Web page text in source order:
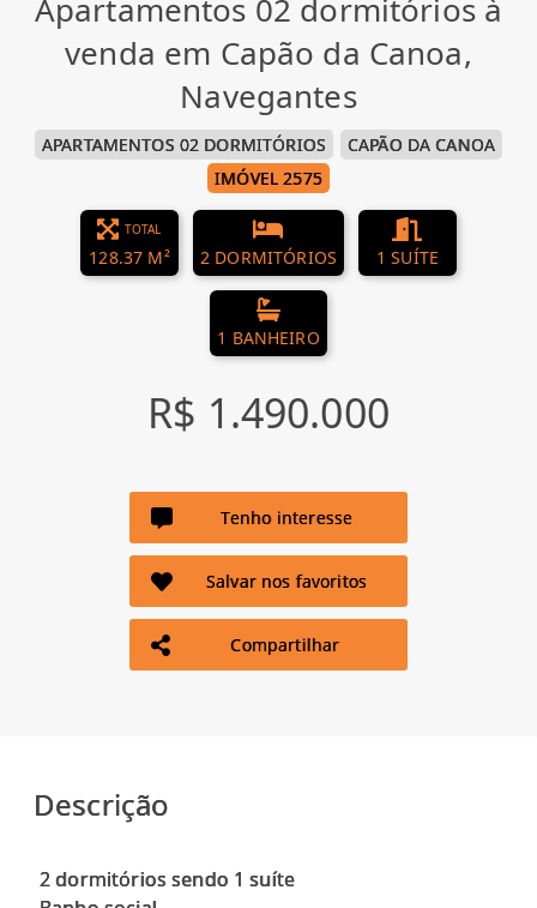
Apartamentos 02 dormitórios à
venda em Capão da Canoa,
Navegantes
APARTAMENTOS 02 DORMITÓRIOS
CAPÃO DA CANOA
IMÓVEL 2575
TOTAL
128.37 M² 2 DORMITÓRIOS 1 SUÍTE
1 BANHEIRO
R$ 1.490.000
Tenho interesse
Salvar nos favoritos
Compartilhar
Descrição
2 dormitórios sendo 1 suíte